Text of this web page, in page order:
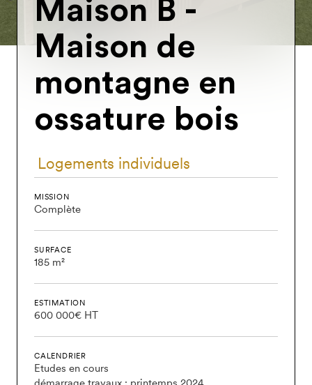
Maison B -
Maison de
montagne en
ossature bois
Logements individuels
MISSION
Complète
SURFACE
185 m²
ESTIMATION
600 000€ HT
CALENDRIER
Etudes en cours
démarrage travaux : printemps 2024